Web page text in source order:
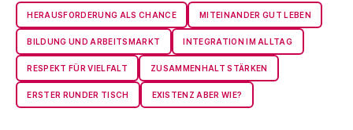
HERAUSFORDERUNG ALS CHANCE MITEINANDER GUT LEBEN
BILDUNG UND ARBEITSMARKT INTEGRATION IM ALLTAG
RESPEKT FÜR VIELFALT ZUSAMMENHALT STÄRKEN
ERSTER RUNDER TISCH EXISTENZ ABER WIE?